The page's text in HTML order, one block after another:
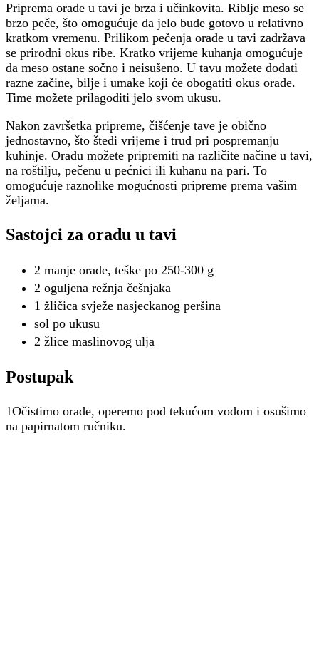
Priprema orade u tavi je brza i učinkovita. Riblje meso se
brzo peče, što omogućuje da jelo bude gotovo u relativno
kratkom vremenu. Prilikom pečenja orade u tavi zadržava
se prirodni okus ribe. Kratko vrijeme kuhanja omogućuje
da meso ostane sočno i neisušeno. U tavu možete dodati
razne začine, bilje i umake koji će obogatiti okus orade.
Time možete prilagoditi jelo svom ukusu.
Nakon završetka pripreme, čišćenje tave je obično
jednostavno, što štedi vrijeme i trud pri pospremanju
kuhinje. Oradu možete pripremiti na različite načine u tavi,
na roštilju, pečenu u pećnici ili kuhanu na pari. To
omogućuje raznolike mogućnosti pripreme prema vašim
željama.
Sastojci za oradu u tavi
2 manje orade, teške po 250-300 g
2 oguljena režnja češnjaka
1 žličica svježe nasjeckanog peršina
sol po ukusu
2 žlice maslinovog ulja
Postupak
1Očistimo orade, operemo pod tekućom vodom i osušimo
na papirnatom ručniku.